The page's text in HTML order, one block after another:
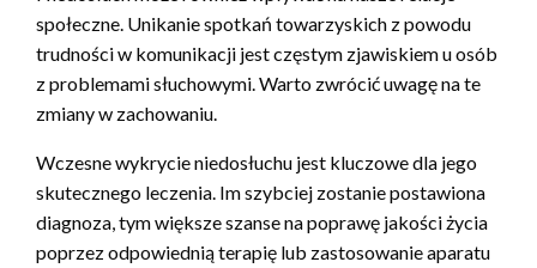
społeczne. Unikanie spotkań towarzyskich z powodu
trudności w komunikacji jest częstym zjawiskiem u osób
z problemami słuchowymi. Warto zwrócić uwagę na te
zmiany w zachowaniu.
Wczesne wykrycie niedosłuchu jest kluczowe dla jego
skutecznego leczenia. Im szybciej zostanie postawiona
diagnoza, tym większe szanse na poprawę jakości życia
poprzez odpowiednią terapię lub zastosowanie aparatu